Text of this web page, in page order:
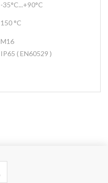
-35°C...+90°C
150 °C
M16
IP65 ( EN60529 )